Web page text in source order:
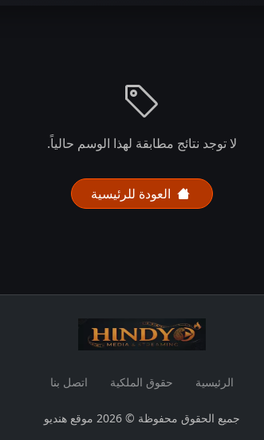
لا توجد نتائج مطابقة لهذا الوسم حالياً.
العودة للرئيسية
الرئيسية حقوق الملكية اتصل بنا
جميع الحقوق محفوظة © 2026 موقع هنديو